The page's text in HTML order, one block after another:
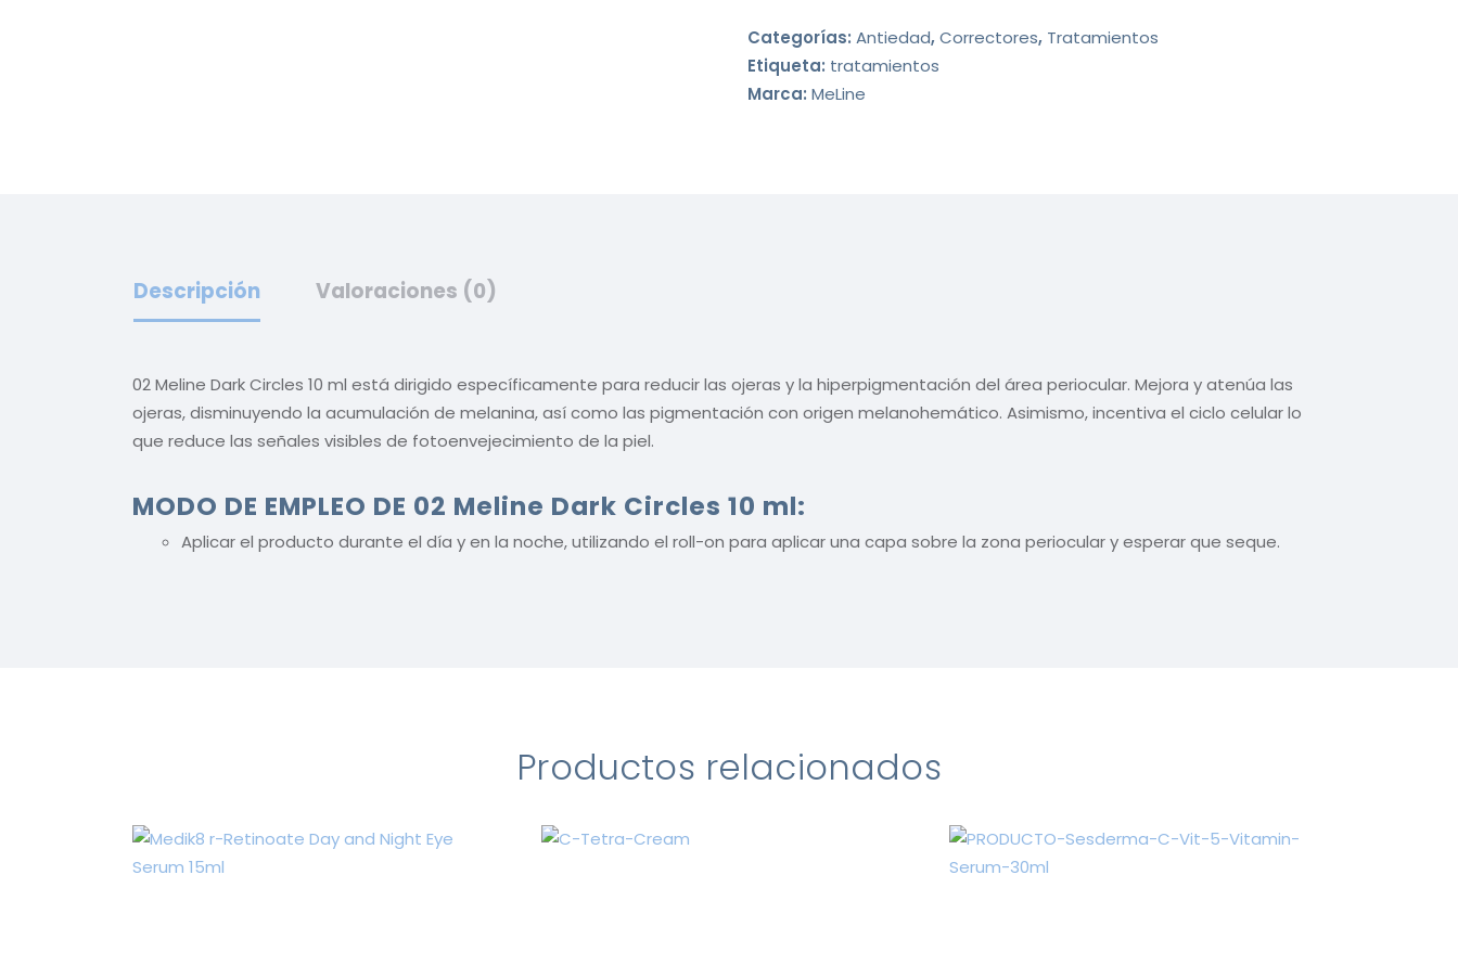
Categorías:Antiedad,Correctores, Tratamientos
Etiqueta: tratamientos
Marca:MeLine
Descripción Valoraciones (0)
02 Meline Dark Circles 10 ml está dirigido específicamente para reducir las ojeras y la hiperpigmentación del área periocular. Mejora y atenúa las
ojeras, disminuyendo la acumulación de melanina, así como las pigmentación con origen melanohemático. Asimismo, incentiva el ciclo celular lo
que reduce las señales visibles de fotoenvejecimiento de la piel.
MODO DE EMPLEO DE 02 Meline Dark Circles 10 ml:
Aplicar el producto durante el día y en la noche, utilizando el roll-on para aplicar una capa sobre la zona periocular y esperar que seque.
Productos relacionados